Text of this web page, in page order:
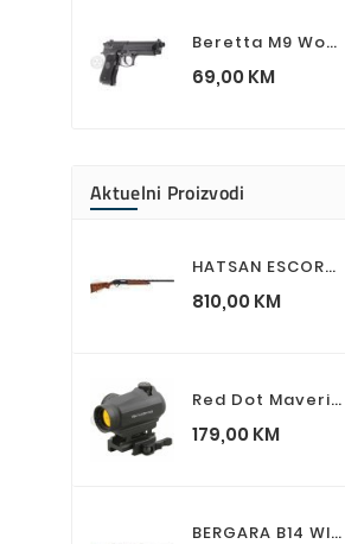
Beretta M9 World Defender UMAREX Airsoft Spring Pistolj
69,00 KMCijena
Aktuelni Proizvodi
HATSAN ESCORT AS 12/76 Lovačka Puška
810,00 KMCijena
Red Dot Maverick 1x22 Gen II Vector Optics
179,00 KMCijena
BERGARA B14 WILDERNESS SIERRA Lovacki Karabin